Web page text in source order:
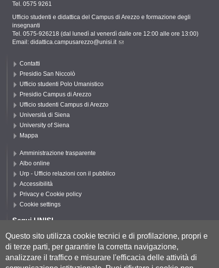
Tel. 0575 9261
Ufficio studenti e didattica del Campus di Arezzo e formazione degli
insegnanti
Tel. 0575-926218 (dal lunedì al venerdì dalle ore 12:00 alle ore 13:00)
Email: didattica.campusarezzo@unisi.it
Contatti
Presidio San Niccolò
Ufficio studenti Polo Umanistico
Presidio Campus di Arezzo
Ufficio studenti Campus di Arezzo
Università di Siena
University of Siena
Mappa
Amministrazione trasparente
Albo online
Urp - Ufficio relazioni con il pubblico
Accessibilità
Privacy e Cookie policy
Cookie settings
Segui UNISI
Segui DFCLAM
Questo sito utilizza cookie tecnici e di profilazione, propri e
di terze parti, per garantire la corretta navigazione,
analizzare il traffico e misurare l'efficacia delle attività di